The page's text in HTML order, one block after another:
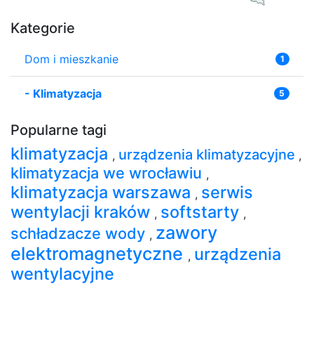
Kategorie
Dom i mieszkanie 1
- Klimatyzacja 5
Popularne tagi
klimatyzacja , urządzenia klimatyzacyjne ,
klimatyzacja we wrocławiu ,
klimatyzacja warszawa , serwis
wentylacji kraków , softstarty ,
schładzacze wody , zawory
elektromagnetyczne , urządzenia
wentylacyjne